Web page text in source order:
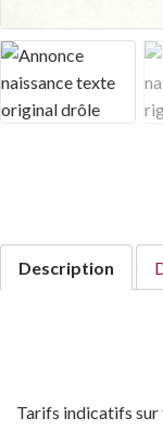
Description
Tarifs indicatifs sur